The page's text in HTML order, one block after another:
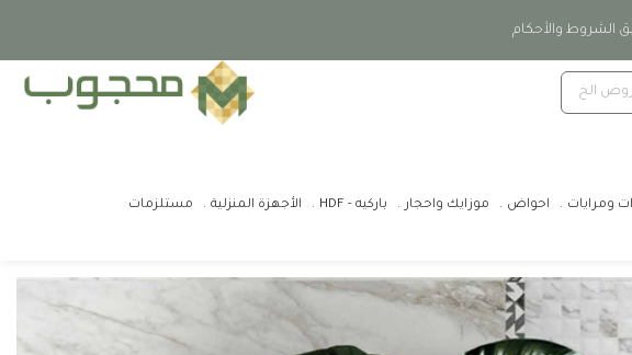
الشروط والأحكام
ومرايات احواض موزايك واحجار باركيه - HDF الأجهزة المنزلية مستلزمات